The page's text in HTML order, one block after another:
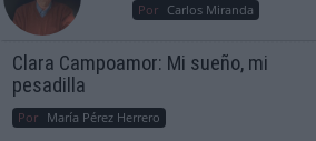
Por Carlos Miranda
Clara Campoamor: Mi sueño, mi
pesadilla
Por María Pérez Herrero